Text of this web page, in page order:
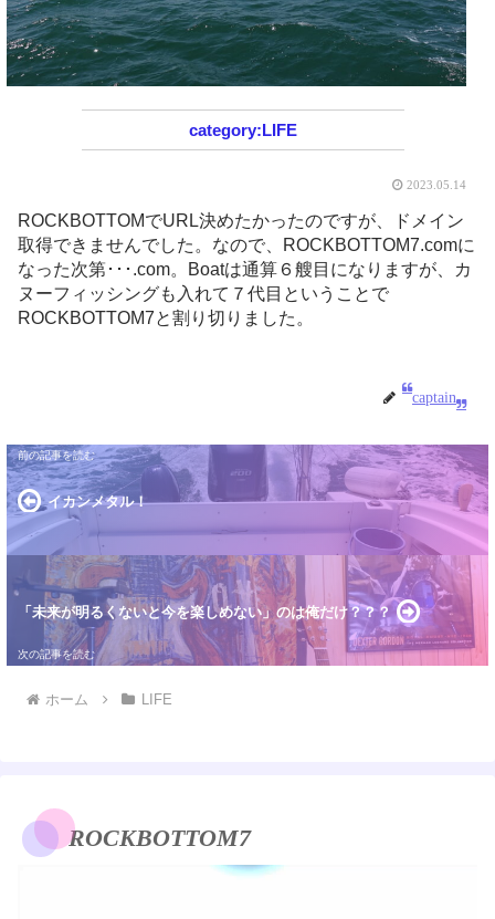
LIFE
2023.05.14
ROCKBOTTOMでURL決めたかったのですが、ドメイン
取得できませんでした。なので、ROCKBOTTOM7.comに
なった次第･･･.com。Boatは通算６艘目になりますが、カ
ヌーフィッシングも入れて７代目ということで
ROCKBOTTOM7と割り切りました。
captain
イカンメタル！
「未来が明るくないと今を楽しめない」のは俺だけ？？？
ホーム LIFE
ROCKBOTTOM7